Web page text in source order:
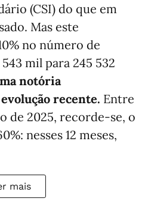
(CSI) do que em
Mas este
no número de
mil para 245 532
notória
recente. Entre
de 2025, recorde-se, o
nesses 12 meses,
mais